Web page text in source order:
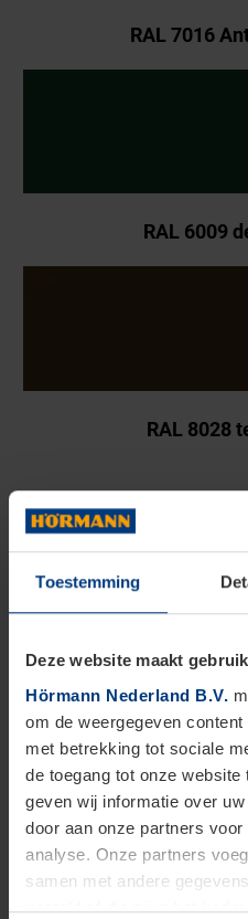
Toestemming
Deze website maakt
Hörmann Nederland B.V.
om de weergegeven
met betrekking tot sociale
de toegang tot onze
geven wij informatie over
door aan onze partners
analyse. Onze partners
samen met andere
gesteld of die zij in het
RAL 7016
RAL 6009
RAL 8028
Decor
De Decograin-